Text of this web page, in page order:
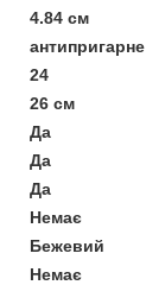
4.84 см
антипригарне
24
26 см
Да
Да
Да
Немає
Бежевий
Немає